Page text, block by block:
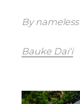
By nameless
Bauke Dai'i